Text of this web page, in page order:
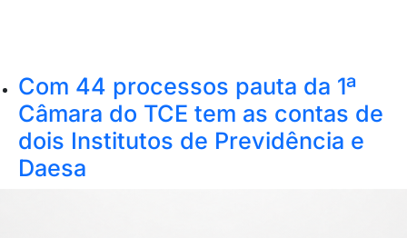
Com 44 processos pauta da 1ª
Câmara do TCE tem as contas de
dois Institutos de Previdência e
Daesa